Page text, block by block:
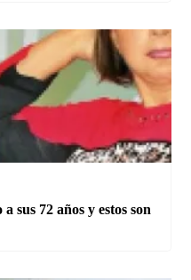
sus 72 años y estos son